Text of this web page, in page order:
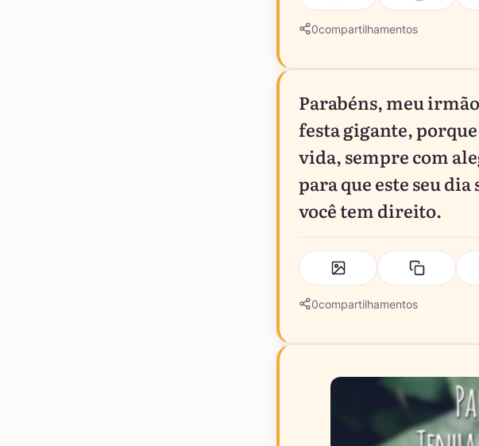
0compartilhamentos
Parabéns, meu
festa gigante,
vida, sempre com
para que este seu
você tem direito.
0compartilhamentos